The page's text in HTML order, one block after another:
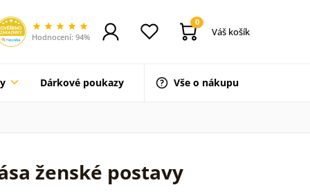
Hodnocení: 94%
0
Váš košík
Dárkové poukazy Vše o nákupu
ženské postavy